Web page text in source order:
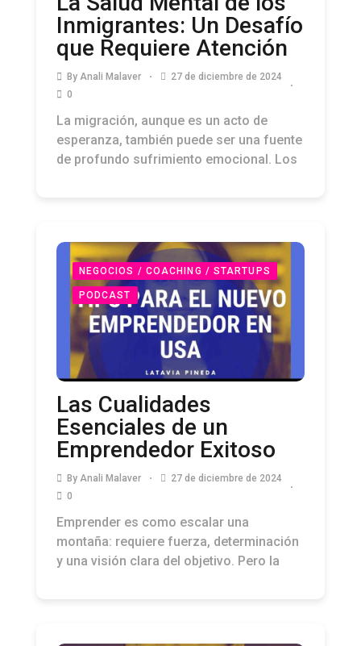
Inmigrantes: Un Desafío
que Requiere Atención
By Anali Malaver
27 de diciembre de 2024
0
La migración, aunque es un acto de
esperanza, también puede ser una fuente
de profundo sufrimiento emocional. Los
NEGOCIOS / COACHING / STARTUPS
PODCAST
Las Cualidades
Esenciales de un
Emprendedor Exitoso
By Anali Malaver
27 de diciembre de 2024
0
Emprender es como escalar una
montaña: requiere fuerza, determinación
y una visión clara del objetivo. Pero la